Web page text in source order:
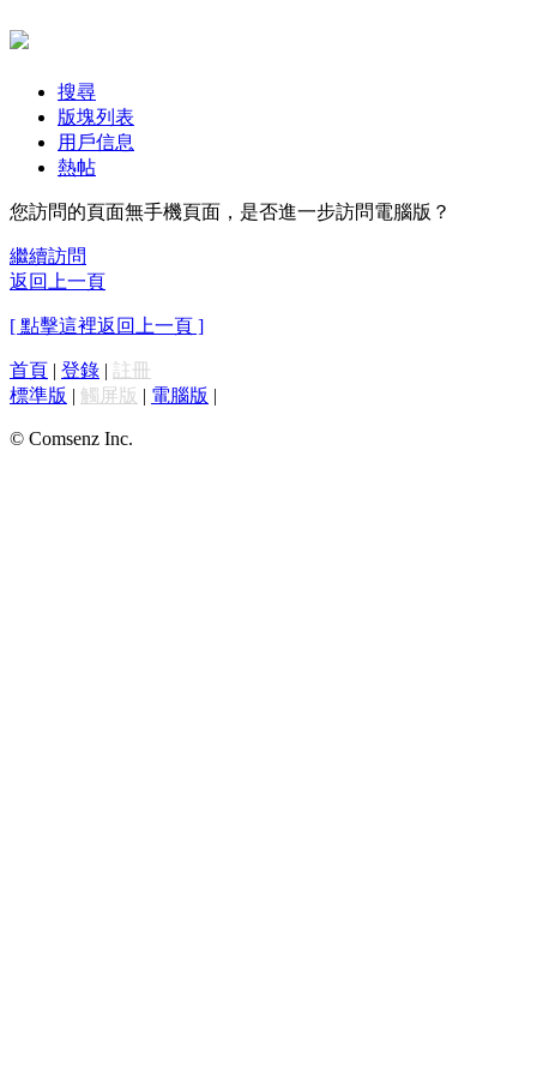
搜尋
版塊列表
用戶信息
熱帖
您訪問的頁面無手機頁面，是否進一步訪問電腦版？
繼續訪問
返回上一頁
[ 點擊這裡返回上一頁 ]
首頁 | 登錄 | 註冊
標準版 | 觸屏版 | 電腦版 |
© Comsenz Inc.